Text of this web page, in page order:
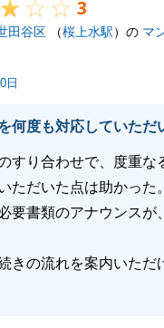
3
田谷区 （桜上水駅）の マ
日
何度も対応していただ
すり合わせで、度重な
ただいた点は助かった。
要書類のアナウンスが
きの流れを案内いただ